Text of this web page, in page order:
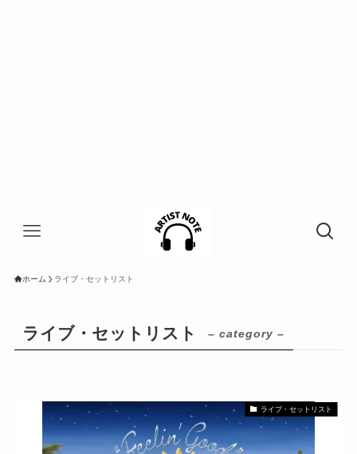
ホーム ライブ・セットリスト
ライブ・セットリスト – category –
ライブ・セットリスト